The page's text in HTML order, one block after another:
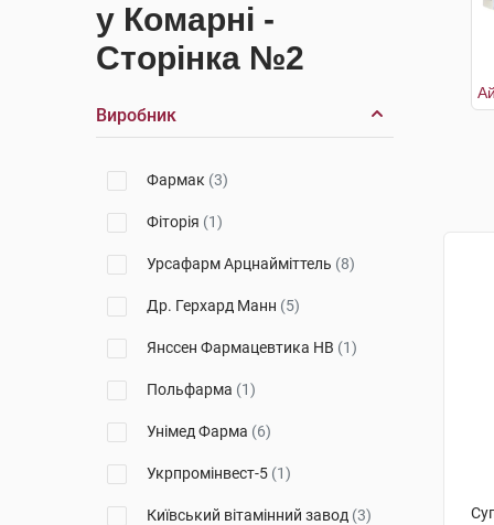
у Комарні -
Сторінка №2
Виробник
Фармак (3)
Фіторія (1)
Урсафарм Арцнайміттель (8)
Др. Герхард Манн (5)
Янссен Фармацевтика НВ (1)
Польфарма (1)
Унімед Фарма (6)
Укрпромінвест-5 (1)
Київський вітамінний завод (3)